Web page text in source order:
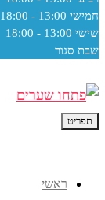
חמישי 13:00 - 18:00
שישי 13:00 - 18:00
שבת סגור
תפריט
ראשי